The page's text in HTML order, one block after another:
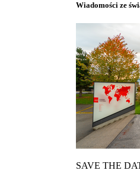
Wiadomości ze
SAVE THE